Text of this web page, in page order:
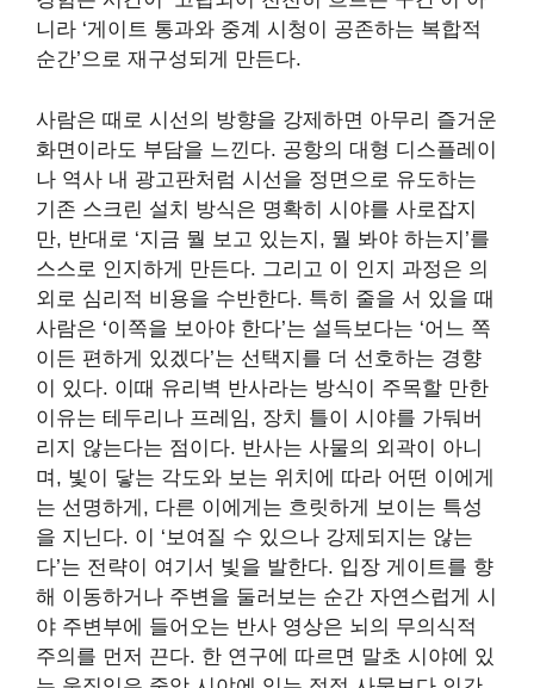
니라 ‘게이트 통과와 중계 시청이 공존하는 복합적
순간’으로 재구성되게 만든다.
사람은 때로 시선의 방향을 강제하면 아무리 즐거운
화면이라도 부담을 느낀다. 공항의 대형 디스플레이
나 역사 내 광고판처럼 시선을 정면으로 유도하는
기존 스크린 설치 방식은 명확히 시야를 사로잡지
만, 반대로 ‘지금 뭘 보고 있는지, 뭘 봐야 하는지’를
스스로 인지하게 만든다. 그리고 이 인지 과정은 의
외로 심리적 비용을 수반한다. 특히 줄을 서 있을 때
사람은 ‘이쪽을 보아야 한다’는 설득보다는 ‘어느 쪽
이든 편하게 있겠다’는 선택지를 더 선호하는 경향
이 있다. 이때 유리벽 반사라는 방식이 주목할 만한
이유는 테두리나 프레임, 장치 틀이 시야를 가둬버
리지 않는다는 점이다. 반사는 사물의 외곽이 아니
며, 빛이 닿는 각도와 보는 위치에 따라 어떤 이에게
는 선명하게, 다른 이에게는 흐릿하게 보이는 특성
을 지닌다. 이 ‘보여질 수 있으나 강제되지는 않는
다’는 전략이 여기서 빛을 발한다. 입장 게이트를 향
해 이동하거나 주변을 둘러보는 순간 자연스럽게 시
야 주변부에 들어오는 반사 영상은 뇌의 무의식적
주의를 먼저 끈다. 한 연구에 따르면 말초 시야에 있